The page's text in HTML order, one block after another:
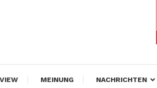
DeBizz
MEINUNG NACHRICHTEN